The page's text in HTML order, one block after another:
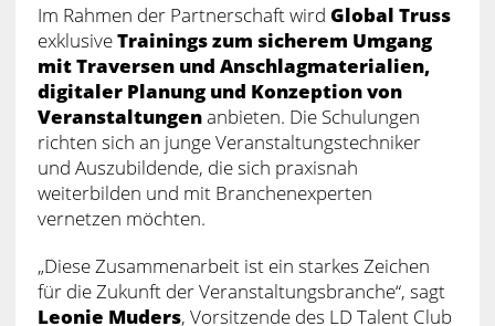
Im Rahmen der Partnerschaft wird Global Truss
exklusiveTrainings zum sicherem Umgang
mit Traversen und Anschlagmaterialien,
digitaler Planung und Konzeption von
Veranstaltungenanbieten. Die Schulungen
richten sich an junge Veranstaltungstechniker
und Auszubildende, die sich praxisnah
weiterbilden und mit Branchenexperten
vernetzen möchten.
„Diese Zusammenarbeit ist ein starkes Zeichen
für die Zukunft der Veranstaltungsbranche“, sagt
Leonie Muders, Vorsitzende des LD Talent Club